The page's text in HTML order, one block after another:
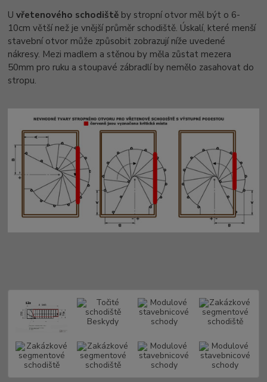
Uvřetenového schodiště by stropní otvor měl být o 6-
10cm větší než je vnější průměr schodiště. Úskalí, které menší
stavební otvor může způsobit zobrazují níže uvedené
nákresy. Mezi madlem a stěnou by měla zůstat mezera
50mm pro ruku a stoupavé zábradlí by nemělo zasahovat do
stropu.